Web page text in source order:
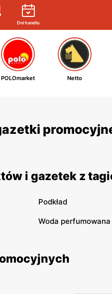
Dni handlu
POLOmarket Netto
i gazetek z
Podkład
Woda perfumowana